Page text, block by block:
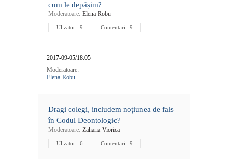
cum le depășim?
Moderatoare: Elena Robu
Ulizatori: 9 Comentarii: 9
2017-09-05/18:05
Moderatoare:
Elena Robu
Dragi colegi, includem noțiunea de fals
în Codul Deontologic?
Moderatoare: Zaharia Viorica
Ulizatori: 6 Comentarii: 9